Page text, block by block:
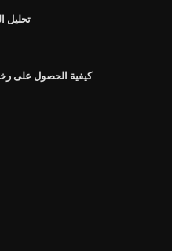
تحليل
كيفية الحصول على